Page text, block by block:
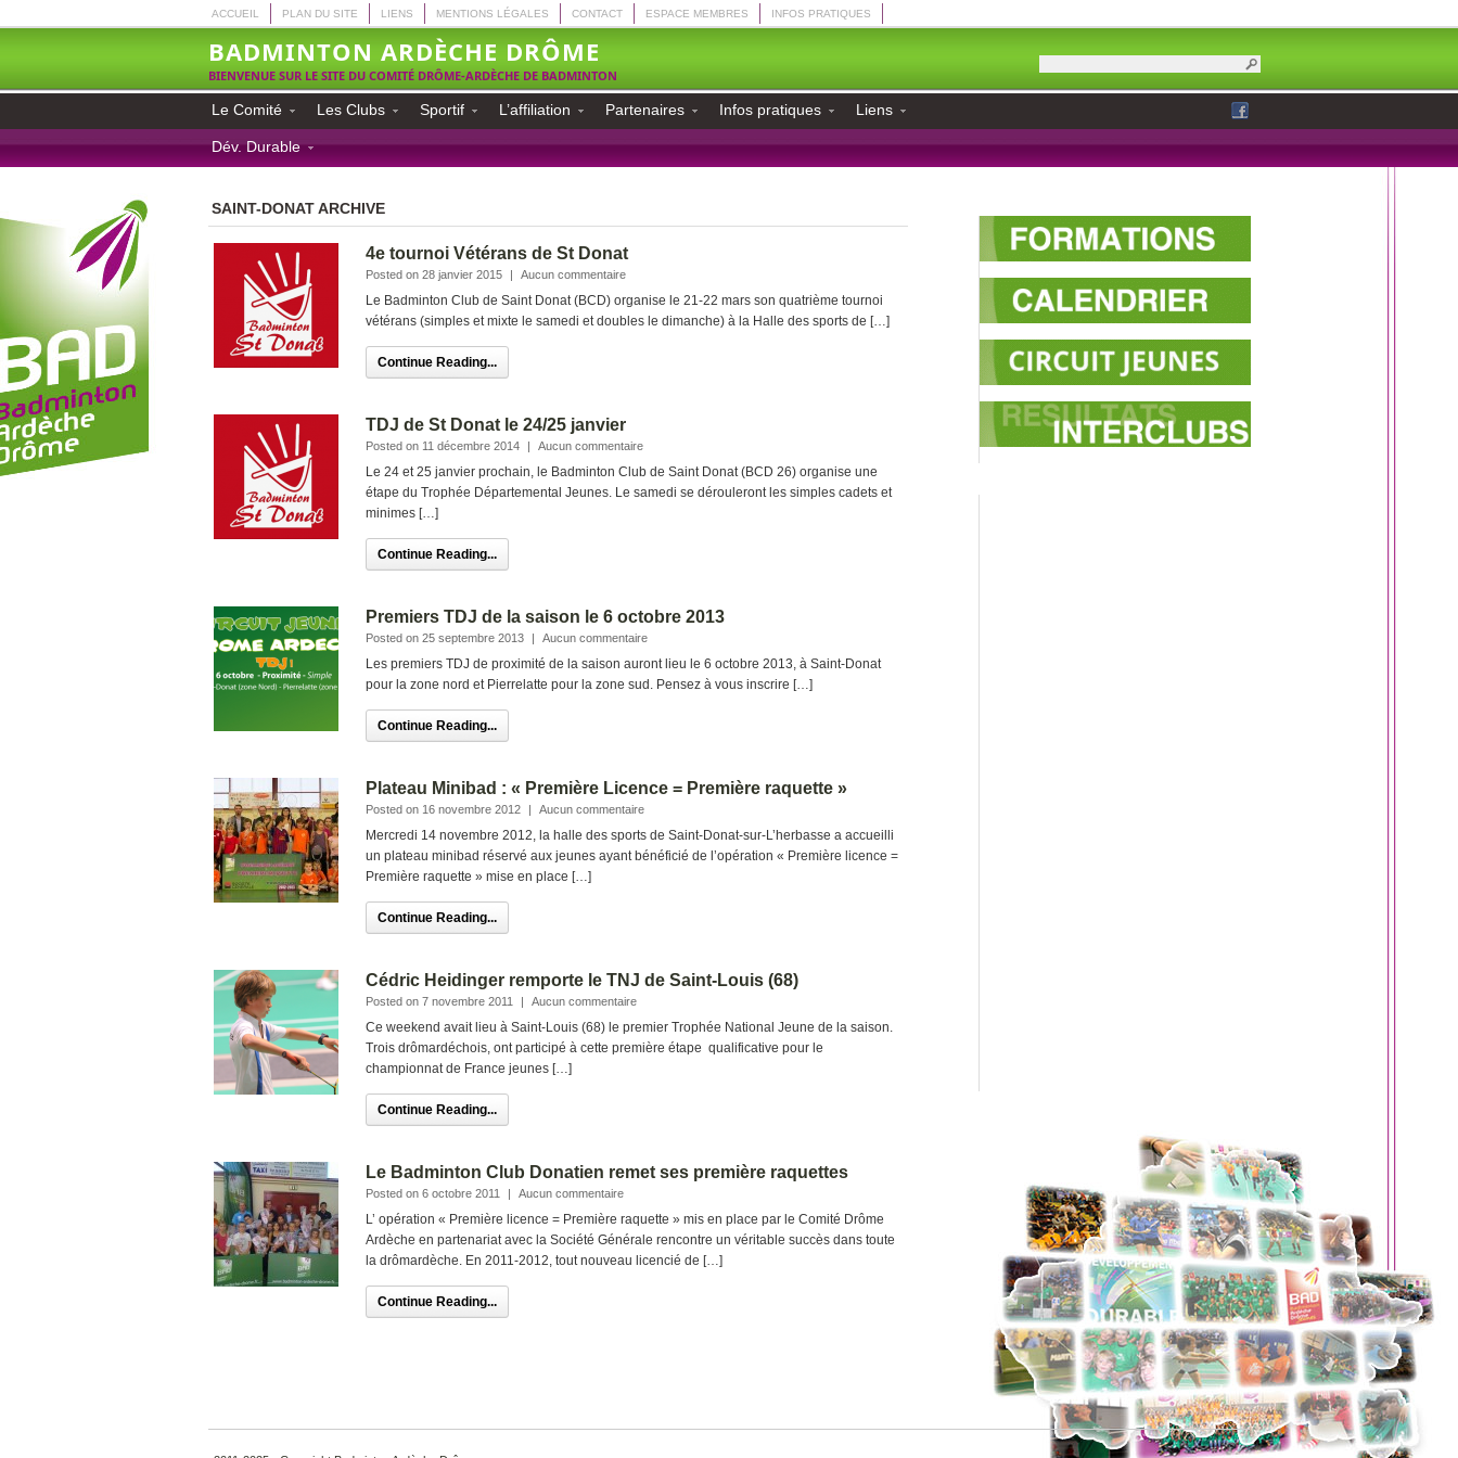
ACCUEIL PLAN DU SITE LIENS MENTIONS LÉGALES CONTACT ESPACE MEMBRES INFOS PRATIQUES
BADMINTON ARDÈCHE DRÔME
BIENVENUE SUR LE SITE DU COMITÉ DRÔME-ARDÈCHE DE BADMINTON
Le Comité Les Clubs Sportif L’affiliation Partenaires Infos pratiques Liens
Dév. Durable
SAINT-DONAT ARCHIVE
4e tournoi Vétérans de St Donat
Posted on 28 janvier 2015 | Aucun commentaire
Le Badminton Club de Saint Donat (BCD) organise le 21-22 mars son quatrième tournoi
vétérans (simples et mixte le samedi et doubles le dimanche) à la Halle des sports de […]
Continue Reading...
TDJ de St Donat le 24/25 janvier
Posted on 11 décembre 2014 | Aucun commentaire
Le 24 et 25 janvier prochain, le Badminton Club de Saint Donat (BCD 26) organise une
étape du Trophée Départemental Jeunes. Le samedi se dérouleront les simples cadets et
minimes […]
Continue Reading...
Premiers TDJ de la saison le 6 octobre 2013
Posted on 25 septembre 2013 | Aucun commentaire
Les premiers TDJ de proximité de la saison auront lieu le 6 octobre 2013, à Saint-Donat
pour la zone nord et Pierrelatte pour la zone sud. Pensez à vous inscrire […]
Continue Reading...
Plateau Minibad : « Première Licence = Première raquette »
Posted on 16 novembre 2012 | Aucun commentaire
Mercredi 14 novembre 2012, la halle des sports de Saint-Donat-sur-L’herbasse a accueilli
un plateau minibad réservé aux jeunes ayant bénéficié de l’opération « Première licence =
Première raquette » mise en place […]
Continue Reading...
Cédric Heidinger remporte le TNJ de Saint-Louis (68)
Posted on 7 novembre 2011 | Aucun commentaire
Ce weekend avait lieu à Saint-Louis (68) le premier Trophée National Jeune de la saison.
Trois drômardéchois, ont participé à cette première étape qualificative pour le
championnat de France jeunes […]
Continue Reading...
Le Badminton Club Donatien remet ses première raquettes
Posted on 6 octobre 2011 | Aucun commentaire
L’ opération « Première licence = Première raquette » mis en place par le Comité Drôme
Ardèche en partenariat avec la Société Générale rencontre un véritable succès dans toute
la drômardèche. En 2011-2012, tout nouveau licencié de […]
Continue Reading...